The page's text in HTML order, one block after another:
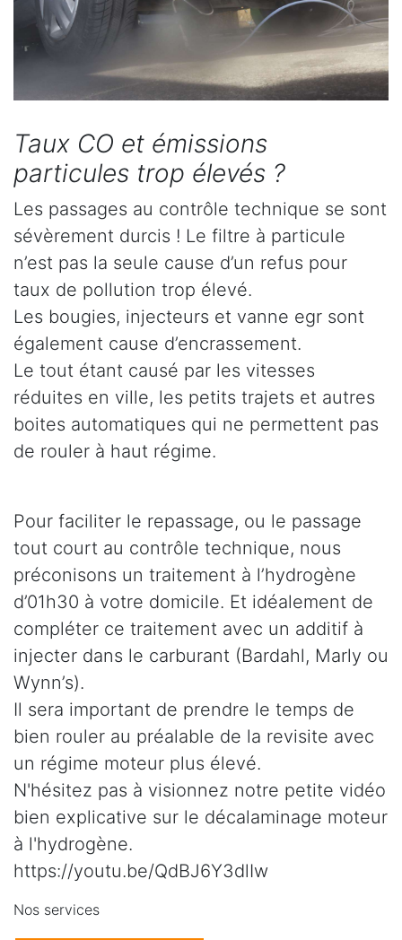
Taux CO et émissions
particules trop élevés ?
Les passages au contrôle technique se sont
sévèrement durcis ! Le filtre à particule
n’est pas la seule cause d’un refus pour
taux de pollution trop élevé.
Les bougies, injecteurs et vanne egr sont
également cause d’encrassement.
Le tout étant causé par les vitesses
réduites en ville, les petits trajets et autres
boites automatiques qui ne permettent pas
de rouler à haut régime.
Pour faciliter le repassage, ou le passage
tout court au contrôle technique, nous
préconisons un traitement à l’hydrogène
d’01h30 à votre domicile. Et idéalement de
compléter ce traitement avec un additif à
injecter dans le carburant (Bardahl, Marly ou
Wynn’s).
Il sera important de prendre le temps de
bien rouler au préalable de la revisite avec
un régime moteur plus élevé.
N'hésitez pas à visionnez notre petite vidéo
bien explicative sur le décalaminage moteur
à l'hydrogène.
https://youtu.be/QdBJ6Y3dlIw
Nos services